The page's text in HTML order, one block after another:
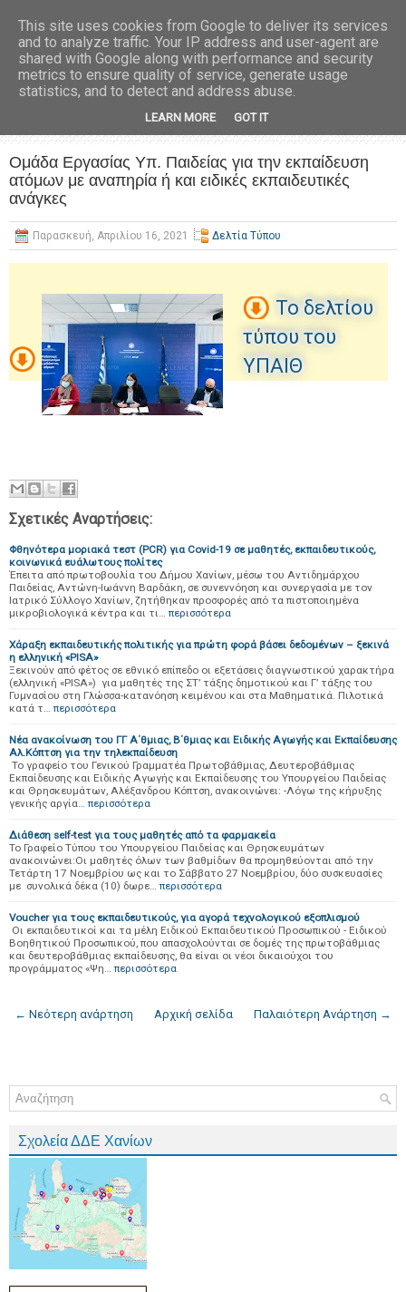
Ομάδα Εργασίας Υπ. Παιδείας για την εκπαίδευση
ατόμων με αναπηρία ή και ειδικές εκπαιδευτικές
ανάγκες
Παρασκευή, Απριλίου 16, 2021 Δελτία Τύπου
To δελτίου
τύπου του
ΥΠΑΙΘ
Σχετικές Αναρτήσεις:
Φθηνότερα μοριακά τεστ (PCR) για Covid-19 σε μαθητές, εκπαιδευτικούς,
κοινωνικά ευάλωτους πολίτες
Έπειτα από πρωτοβουλία του Δήμου Χανίων, μέσω του Αντιδημάρχου
Παιδείας, Αντώνη-Ιωάννη Βαρδάκη, σε συνεννόηση και συνεργασία με τον
Ιατρικό Σύλλογο Χανίων, ζητήθηκαν προσφορές από τα πιστοποιημένα
μικροβιολογικά κέντρα και τι… περισσότερα
Χάραξη εκπαιδευτικής πολιτικής για πρώτη φορά βάσει δεδομένων – ξεκινά
η ελληνική «PISA»
Ξεκινούν από φέτος σε εθνικό επίπεδο οι εξετάσεις διαγνωστικού χαρακτήρα
(ελληνική «PISA») για μαθητές της ΣΤ’ τάξης δημοτικού και Γ’ τάξης του
Γυμνασίου στη Γλώσσα-κατανόηση κειμένου και στα Μαθηματικά. Πιλοτικά
κατά τ… περισσότερα
Νέα ανακοίνωση του ΓΓ Α΄θμιας, Β΄θμιας και Ειδικής Αγωγής και Εκπαίδευσης
Αλ.Κόπτση για την τηλεκπαίδευση
Το γραφείο του Γενικού Γραμματέα Πρωτοβάθμιας, Δευτεροβάθμιας
Εκπαίδευσης και Ειδικής Αγωγής και Εκπαίδευσης του Υπουργείου Παιδείας
και Θρησκευμάτων, Αλέξανδρου Κόπτση, ανακοινώνει: -Λόγω της κήρυξης
γενικής αργία… περισσότερα
Διάθεση self-test για τους μαθητές από τα φαρμακεία
Το Γραφείο Τύπου του Υπουργείου Παιδείας και Θρησκευμάτων
ανακοινώνει:Οι μαθητές όλων των βαθμίδων θα προμηθεύονται από την
Τετάρτη 17 Νοεμβρίου ως και το Σάββατο 27 Νοεμβρίου, δύο συσκευασίες
με συνολικά δέκα (10) δωρε… περισσότερα
Voucher για τους εκπαιδευτικούς, για αγορά τεχνολογικού εξοπλισμού
Οι εκπαιδευτικοί και τα μέλη Ειδικού Εκπαιδευτικού Προσωπικού - Ειδικού
Βοηθητικού Προσωπικού, που απασχολούνται σε δομές της πρωτοβάθμιας
και δευτεροβάθμιας εκπαίδευσης, θα είναι οι νέοι δικαιούχοι του
προγράμματος «Ψη… περισσότερα
← Νεότερη ανάρτηση Παλαιότερη Ανάρτηση →
Αρχική σελίδα
Σχολεία ΔΔΕ Χανίων
This site uses cookies from Google to deliver its services
and to analyze traffic. Your IP address and user-agent are
shared with Google along with performance and security
metrics to ensure quality of service, generate usage
statistics, and to detect and address abuse.
LEARN MORE GOT IT